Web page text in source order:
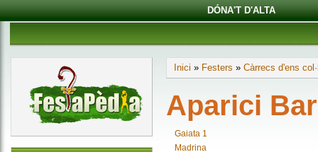
DÓNA'T D'ALTA
Inici » Festers » Càrrecs d'ens
Aparici
Gaiata 1
Madrina